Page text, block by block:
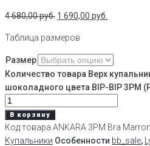
4 680,00руб. 1 690,00 руб.
Таблица размеров
Размер
Количество товара Верх
шоколадного цвета BIP-BIP 3PM
В корзину
Код товара ANKARA 3PM Bra
Купальники Особенности bb_sale,